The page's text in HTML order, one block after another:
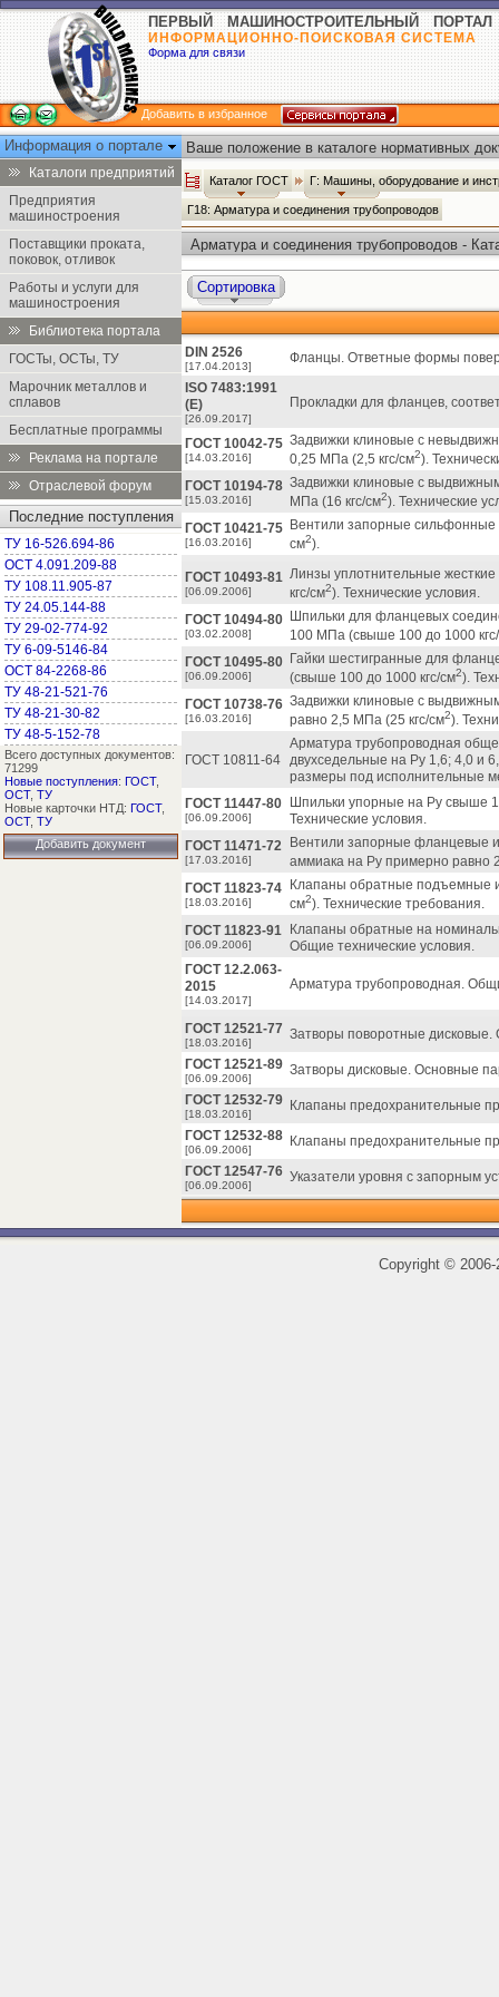
ПЕРВЫЙ МАШИНОСТРОИТЕЛЬНЫЙ ПОРТАЛ
ИНФОРМАЦИОННО-ПОИСКОВАЯ СИСТЕМА
Форма для связи
Добавить в избранное
Информация о портале
Каталоги предприятий
Предприятия
машиностроения
Поставщики проката,
поковок, отливок
Работы и услуги для
машиностроения
Библиотека портала
ГОСТы, ОСТы, ТУ
Марочник металлов и
сплавов
Бесплатные программы
Реклама на портале
Отраслевой форум
Последние поступления
ТУ 16-526.694-86
ОСТ 4.091.209-88
ТУ 108.11.905-87
ТУ 24.05.144-88
ТУ 29-02-774-92
ТУ 6-09-5146-84
ОСТ 84-2268-86
ТУ 48-21-521-76
ТУ 48-21-30-82
ТУ 48-5-152-78
Всего доступных документов:
71299
Новые поступления: ГОСТ,
ОСТ, ТУ
Новые карточки НТД: ГОСТ,
ОСТ, ТУ
Добавить документ
Ваше положение в каталоге нормативных
Каталог ГОСТ Г: Машины, оборудование и
Г18: Арматура и соединения трубопроводов
Арматура и соединения трубопроводов -
Сортировка
DIN 2526
[17.04.2013]
Фланцы. Ответные формы
ISO 7483:1991
(Е)
[26.09.2017]
Прокладки для фланцев,
ГОСТ 10042-75
[14.03.2016]
Задвижки клиновые с
0,25 МПа (2,5 кгс/см2).
ГОСТ 10194-78
[15.03.2016]
Задвижки клиновые с
МПа (16 кгс/см2). Технические
ГОСТ 10421-75
[16.03.2016]
Вентили запорные
см2).
ГОСТ 10493-81
[06.09.2006]
Линзы уплотнительные
кгс/см2). Технические условия.
ГОСТ 10494-80
[03.02.2008]
Шпильки для фланцевых
100 МПа (свыше 100 до 1000
ГОСТ 10495-80
[06.09.2006]
Гайки шестигранные для
(свыше 100 до 1000 кгс/см2).
ГОСТ 10738-76
[16.03.2016]
Задвижки клиновые с
равно 2,5 МПа (25 кгс/см2).
ГОСТ 10811-64
Арматура трубопроводная
двухседельные на Ру 1,6; 4,0 и
размеры под исполнительные
ГОСТ 11447-80
[06.09.2006]
Шпильки упорные на Ру свыше
Технические условия.
ГОСТ 11471-72
[17.03.2016]
Вентили запорные фланцевые
аммиака на Ру примерно равно
ГОСТ 11823-74
[18.03.2016]
Клапаны обратные подъемные
см2). Технические требования.
ГОСТ 11823-91
[06.09.2006]
Клапаны обратные на
Общие технические условия.
ГОСТ 12.2.063-
2015
[14.03.2017]
Арматура трубопроводная.
ГОСТ 12521-77
[18.03.2016]
Затворы поворотные
ГОСТ 12521-89
[06.09.2006]
Затворы дисковые. Основные
ГОСТ 12532-79
[18.03.2016]
Клапаны предохранительные
ГОСТ 12532-88
[06.09.2006]
Клапаны предохранительные
ГОСТ 12547-76
[06.09.2006]
Указатели уровня с запорным
Copyright ©